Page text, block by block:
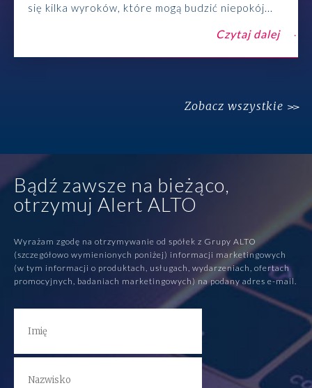
się kilka wyroków, które mogą budzić niepokój...
Czytaj dalej
Zobacz wszystkie
Bądź zawsze na bieżąco,
otrzymuj Alert ALTO
Wyrażam zgodę na otrzymywanie od spółek z Grupy ALTO
(szczegółowo wymienionych poniżej) informacji marketingowych
(w tym informacji o produktach, usługach, wydarzeniach, ofertach
promocyjnych, badaniach marketingowych) na podany adres e-mail.